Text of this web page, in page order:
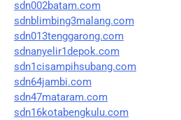
sdn002batam.com
sdnblimbing3malang.com
sdn013tenggarong.com
sdnanyelir1depok.com
sdn1cisampihsubang.com
sdn64jambi.com
sdn47mataram.com
sdn16kotabengkulu.com